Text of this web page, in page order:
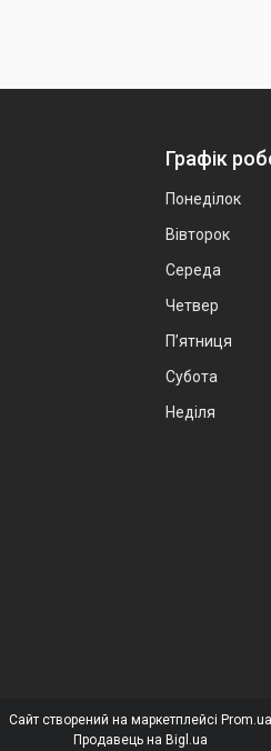
Графік
Понеділок
Вівторок
Середа
Четвер
Пʼятниця
Субота
Неділя
Сайт створений на маркетплейсі Prom.ua
Продавець на Bigl.ua